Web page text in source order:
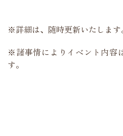
※詳細は、随時更新いたします
※諸事情によりイベント内容
す。